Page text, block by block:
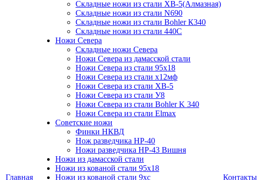
Главная
Складные ножи из стали ХВ-5(Алмазная)
Складные ножи из стали N690
Складные ножи из стали Bohler К340
Складные ножи из стали 440С
Ножи Севера
Складные ножи Севера
Ножи Севера из дамасской стали
Ножи Севера из стали 95х18
Ножи Севера из стали х12мф
Ножи Севера из стали ХВ-5
Ножи Севера из стали У8
Ножи Севера из стали Bohler K 340
Ножи Севера из стали Elmax
Советские ножи
Финки НКВД
Нож разведчика НР-40
Ножи разведчика НР-43 Вишня
Ножи из дамасской стали
Ножи из кованой стали 95х18
Ножи из кованой стали 9хс
Контакты